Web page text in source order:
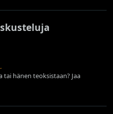
hänen teoksistaan? Jaa